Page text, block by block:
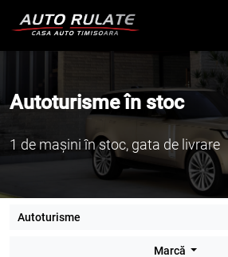
Autoturisme în stoc
1 de mașini în stoc, gata de livrare
Marcă